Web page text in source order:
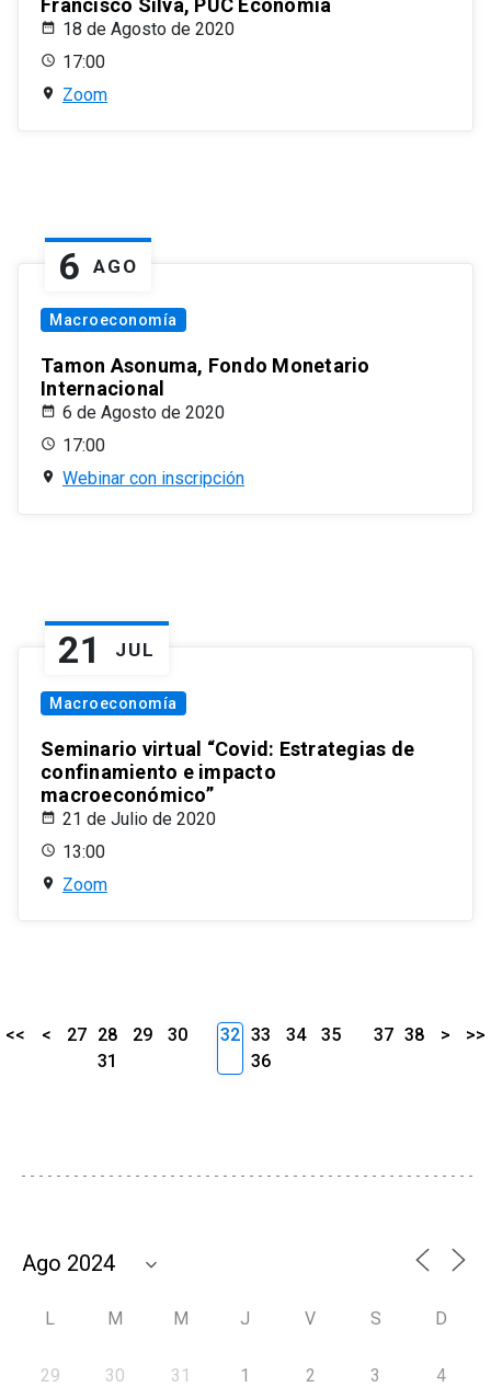
Francisco Silva, PUC Economía
18 de Agosto de 2020
17:00
Zoom
6 AGO
Macroeconomía
Tamon Asonuma, Fondo Monetario
Internacional
6 de Agosto de 2020
17:00
Webinar con inscripción
21 JUL
Macroeconomía
Seminario virtual “Covid: Estrategias de
confinamiento e impacto
macroeconómico”
21 de Julio de 2020
13:00
Zoom
<< < 27 28 29
30
31
32 33 34
35
36
37 38 > >>
L M M J V S D
29 30 31 1 2 3 4